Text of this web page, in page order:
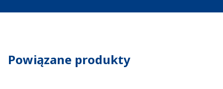
Powiązane produkty